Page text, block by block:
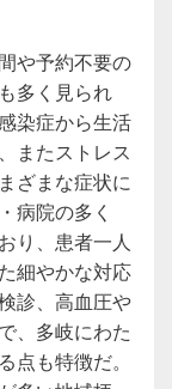
や予約不要の
多く見られ
染症から生活
またストレス
ざまな症状に
病院の多く
り、患者一人
細やかな対応
診、高血圧や
、多岐にわた
点も特徴だ。